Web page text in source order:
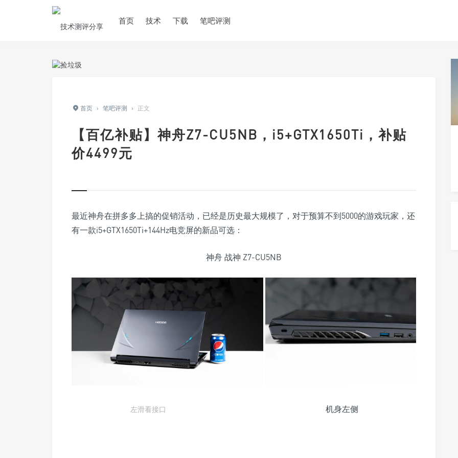
首页 技术 下载 笔吧评测
首页 › 笔吧评测 › 正文
【百亿补贴】神舟Z7-CU5NB，i5+GTX1650Ti，补贴
价4499元
最近神舟在拼多多上搞的促销活动，已经是历史最大规模了，对于预算不到5000的游戏玩家，还
有一款i5+GTX1650Ti+144Hz电竞屏的新品可选：
神舟 战神 Z7-CU5NB
左滑看接口 机身左侧